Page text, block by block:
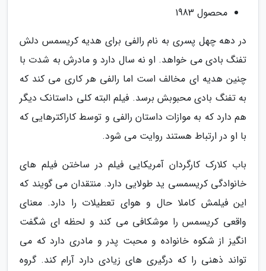
محصول 1983
در دهه چهل پسری به نام رالفی برای هدیه کریسمس دلش
تفنگ بادی می خواهد. او نه سال دارد و مادرش به شدت با
چنین هدیه ای مخالف است اما رالفی هر کاری می کند که
به تفنگ بادی محبوبش برسد. فیلم البته کلی داستانک دیگر
هم دارد که به موازات داستان رالفی و توسط کاراکترهایی که
با او در ارتباط هستند روایت می شود.
باب کلارک کارگردان آمریکایی فیلم در ساختن فیلم های
خانوادگی کریسمسی ید طولایی دارد. منتقدان می گویند که
این فیلمش کاملا حال و هوای تعطیلات را دارد. معنای
واقعی کریسمس را موشکافی می کند و لحظه ای شگفت
انگیز از شکوه خانواده و محبت پدر و مادری دارد که می
تواند ذهنی را که درگیری های زیادی دارد آرام کند. گروه